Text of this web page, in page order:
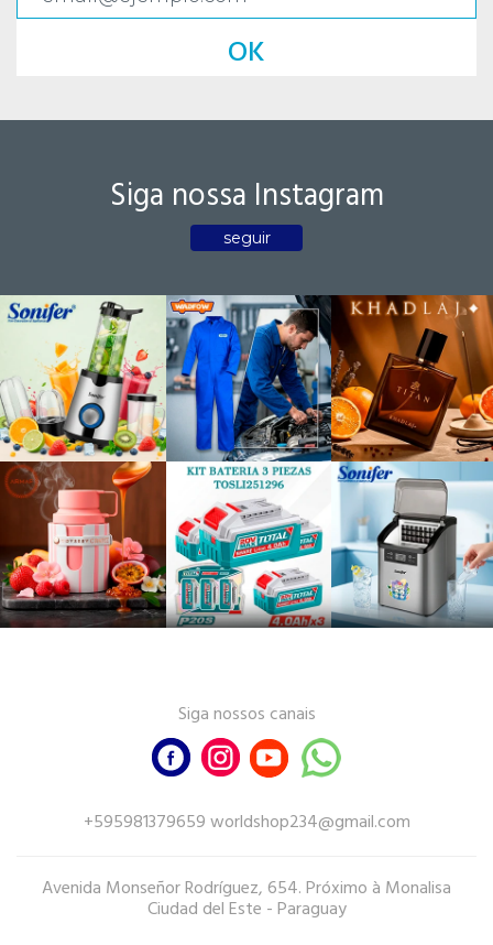
OK
Siga nossa Instagram
seguir
Siga nossos canais
+595981379659 worldshop234@gmail.com
Avenida Monseñor Rodríguez, 654. Próximo à Monalisa
Ciudad del Este - Paraguay